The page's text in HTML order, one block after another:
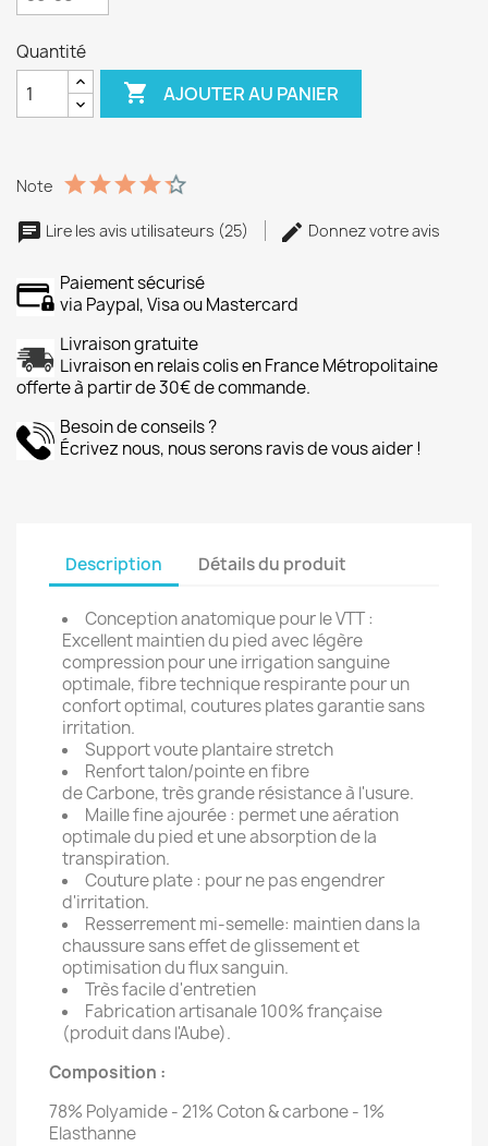
Quantité
 AJOUTER AU PANIER
Note
Lire les avis utilisateurs (25) Donnez votre avis
Paiement sécurisé
via Paypal, Visa ou Mastercard
Livraison gratuite
Livraison en relais colis en France Métropolitaine
offerte à partir de 30€ de commande.
Besoin de conseils ?
Écrivez nous, nous serons ravis de vous aider !
Description Détails du produit
Conception anatomique pour le VTT :
Excellent maintien du pied avec légère
compression pour une irrigation sanguine
optimale, fibre technique respirante pour un
confort optimal, coutures plates garantie sans
irritation.
Support voute plantaire stretch
Renfort talon/pointe en fibre
de Carbone, très grande résistance à l'usure.
Maille fine ajourée : permet une aération
optimale du pied et une absorption de la
transpiration.
Couture plate : pour ne pas engendrer
d'irritation.
Resserrement mi-semelle: maintien dans la
chaussure sans effet de glissement et
optimisation du flux sanguin.
Très facile d'entretien
Fabrication artisanale 100% française
(produit dans l'Aube).
Composition :
78% Polyamide - 21% Coton & carbone - 1%
Elasthanne